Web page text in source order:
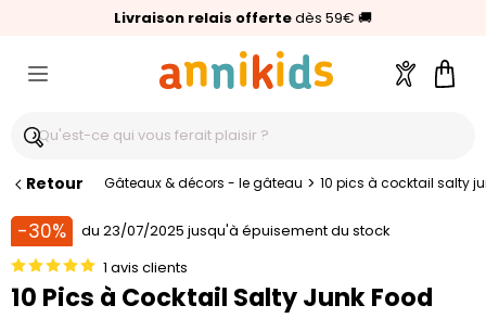
Livraison relais offertedès 59€ 🚚
🥇Palmarès Capital 2025 :Annikids N°1
⭐⭐⭐⭐⭐4,6/5(24 000 avis clients)
Compte
Retour Gâteaux & décors - le gâteau > 10 pics à cocktail salty
-30%
du 23/07/2025 jusqu'à épuisement du stock
1 avis clients
10 Pics à Cocktail Salty Junk Food